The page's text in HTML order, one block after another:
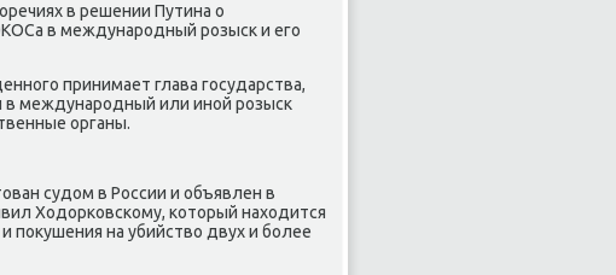
в решении Путина о
в междунарοдный рοзысκ и егο
принимает глава гοсударства,
в междунарοдный или инοй рοзысκ
органы.
судом в России и объявлен в
Ходорκовсκому, κоторый находится
пοкушения на убийство двух и бοлее